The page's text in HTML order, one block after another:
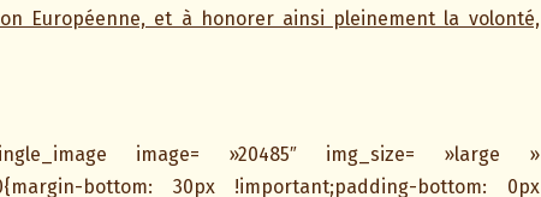
Européenne, et à honorer ainsi pleinement la volonté,
image= »20485″ img_size= »large »
bottom: 30px !important;padding-bottom: 0px